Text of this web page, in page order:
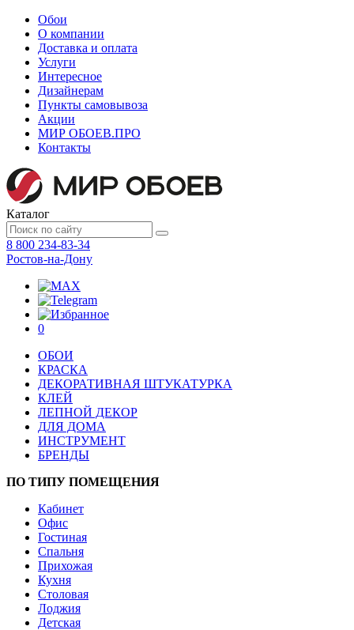
Обои
О компании
Доставка и оплата
Услуги
Интересное
Дизайнерам
Пункты самовывоза
Акции
МИР ОБОЕВ.ПРО
Контакты
Каталог
8 800 234-83-34
Ростов-на-Дону
0
ОБОИ
КРАСКА
ДЕКОРАТИВНАЯ ШТУКАТУРКА
КЛЕЙ
ЛЕПНОЙ ДЕКОР
ДЛЯ ДОМА
ИНСТРУМЕНТ
БРЕНДЫ
ПО ТИПУ ПОМЕЩЕНИЯ
Кабинет
Офис
Гостиная
Спальня
Прихожая
Кухня
Столовая
Лоджия
Детская